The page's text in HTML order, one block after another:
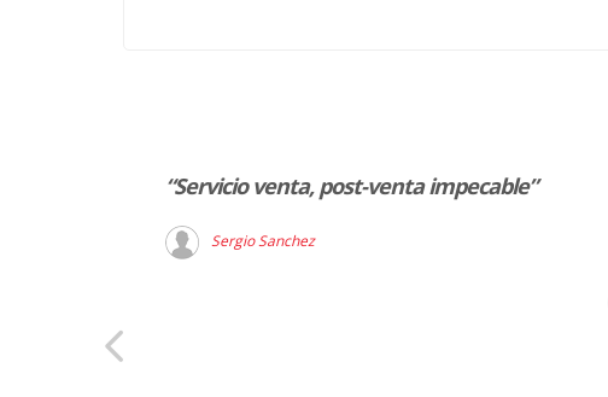
“Servicio venta, post-venta impecable”
Sergio Sanchez